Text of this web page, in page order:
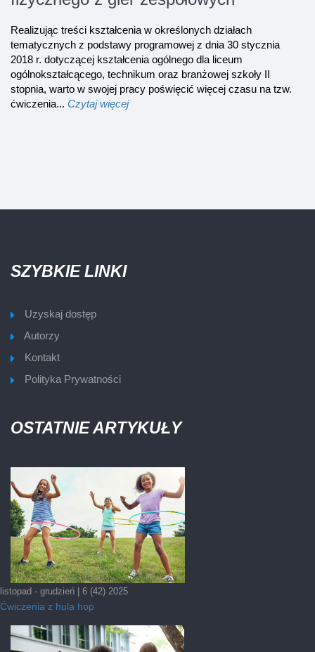
Realizując treści kształcenia w określonych działach
tematycznych z podstawy programowej z dnia 30 stycznia
2018 r. dotyczącej kształcenia ogólnego dla liceum
ogólnokształcącego, technikum oraz branżowej szkoły II
stopnia, warto w swojej pracy poświęcić więcej czasu na tzw.
ćwiczenia... Czytaj więcej
SZYBKIE LINKI
Uzyskaj dostęp
Autorzy
Kontakt
Polityka Prywatności
OSTATNIE ARTYKUŁY
listopad - grudzień | 6 (42) 2025
Ćwiczenia z hula hop